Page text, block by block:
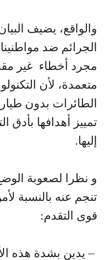
والواقع، يضيف
الجرائم ضد
مجرد أخطاء غير
متعمدة، لأن
الطائرات بدون
تمييز أهدافها بأدق
إليها.
و نظرا لصعوبة
تنجم عنه بالنسبة
قوى التقدم:
– يدين بشدة هذه